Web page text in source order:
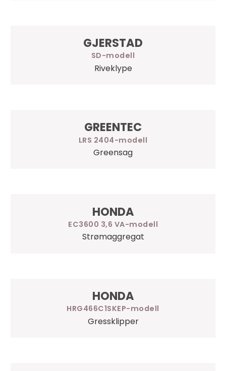
GJERSTAD
SD
Riveklype
GREENTEC
LRS 2404
Greensag
HONDA
EC3600 3,6 VA
Strømaggregat
HONDA
HRG466C1SKEP
Gressklipper